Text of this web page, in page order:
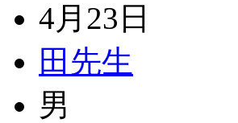
4月23日
田先生
男